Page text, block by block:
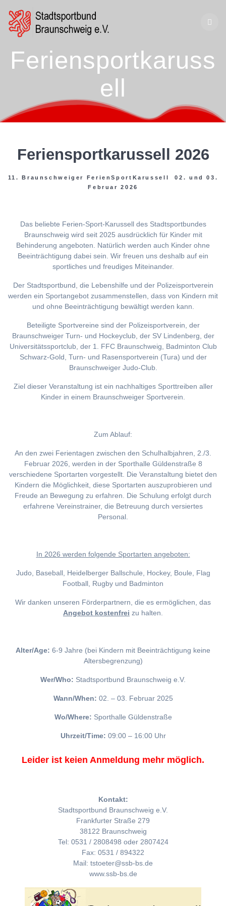
Feriensportkaruss
ell
Feriensportkarussell 2026
11. Braunschweiger FerienSportKarussell 02. und 03.
Februar 2026
Das beliebte Ferien-Sport-Karussell des Stadtsportbundes
Braunschweig wird seit 2025 ausdrücklich für Kinder mit
Behinderung angeboten. Natürlich werden auch Kinder ohne
Beeinträchtigung dabei sein. Wir freuen uns deshalb auf ein
sportliches und freudiges Miteinander.
Der Stadtsportbund, die Lebenshilfe und der Polizeisportverein
werden ein Sportangebot zusammenstellen, dass von Kindern mit
und ohne Beeinträchtigung bewältigt werden kann.
Beteiligte Sportvereine sind der Polizeisportverein, der
Braunschweiger Turn- und Hockeyclub, der SV Lindenberg, der
Universitätssportclub, der 1. FFC Braunschweig, Badminton Club
Schwarz-Gold, Turn- und Rasensportverein (Tura) und der
Braunschweiger Judo-Club.
Ziel dieser Veranstaltung ist ein nachhaltiges Sporttreiben aller
Kinder in einem Braunschweiger Sportverein.
Zum Ablauf:
An den zwei Ferientagen zwischen den Schulhalbjahren, 2./3.
Februar 2026, werden in der Sporthalle Güldenstraße 8
verschiedene Sportarten vorgestellt. Die Veranstaltung bietet den
Kindern die Möglichkeit, diese Sportarten auszuprobieren und
Freude an Bewegung zu erfahren. Die Schulung erfolgt durch
erfahrene Vereinstrainer, die Betreuung durch versiertes
Personal.
In 2026 werden folgende Sportarten angeboten:
Judo, Baseball, Heidelberger Ballschule, Hockey, Boule, Flag
Football, Rugby und Badminton
Wir danken unseren Förderpartnern, die es ermöglichen, das
Angebot kostenfrei zu halten.
Alter/Age: 6-9 Jahre (bei Kindern mit Beeinträchtigung keine
Altersbegrenzung)
Wer/Who: Stadtsportbund Braunschweig e.V.
Wann/When: 02. – 03. Februar 2025
Wo/Where: Sporthalle Güldenstraße
Uhrzeit/Time: 09:00 – 16:00 Uhr
Leider ist keien Anmeldung mehr möglich.
Kontakt:
Stadtsportbund Braunschweig e.V.
Frankfurter Straße 279
38122 Braunschweig
Tel: 0531 / 2808498 oder 2807424
Fax: 0531 / 894322
Mail: tstoeter@ssb-bs.de
www.ssb-bs.de